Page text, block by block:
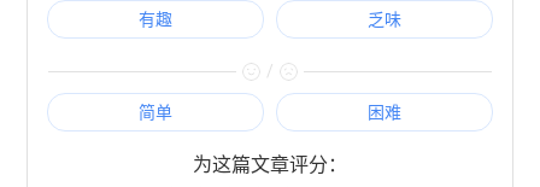
有趣 乏味
/
简单 困难
为这篇文章评分：